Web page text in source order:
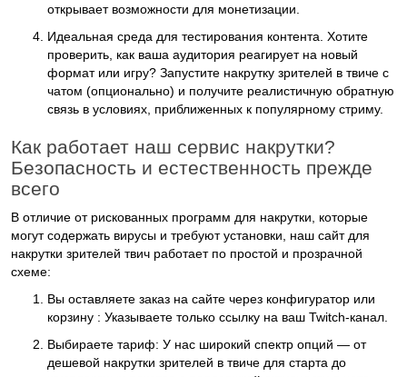
открывает возможности для монетизации.
Идеальная среда для тестирования контента. Хотите
проверить, как ваша аудитория реагирует на новый
формат или игру? Запустите накрутку зрителей в твиче с
чатом (опционально) и получите реалистичную обратную
связь в условиях, приближенных к популярному стриму.
Как работает наш сервис накрутки?
Безопасность и естественность прежде
всего
В отличие от рискованных программ для накрутки, которые
могут содержать вирусы и требуют установки, наш сайт для
накрутки зрителей твич работает по простой и прозрачной
схеме:
Вы оставляете заказ на сайте через конфигуратор или
корзину : Указываете только ссылку на ваш Twitch-канал.
Выбираете тариф: У нас широкий спектр опций — от
дешевой накрутки зрителей в твиче для старта до